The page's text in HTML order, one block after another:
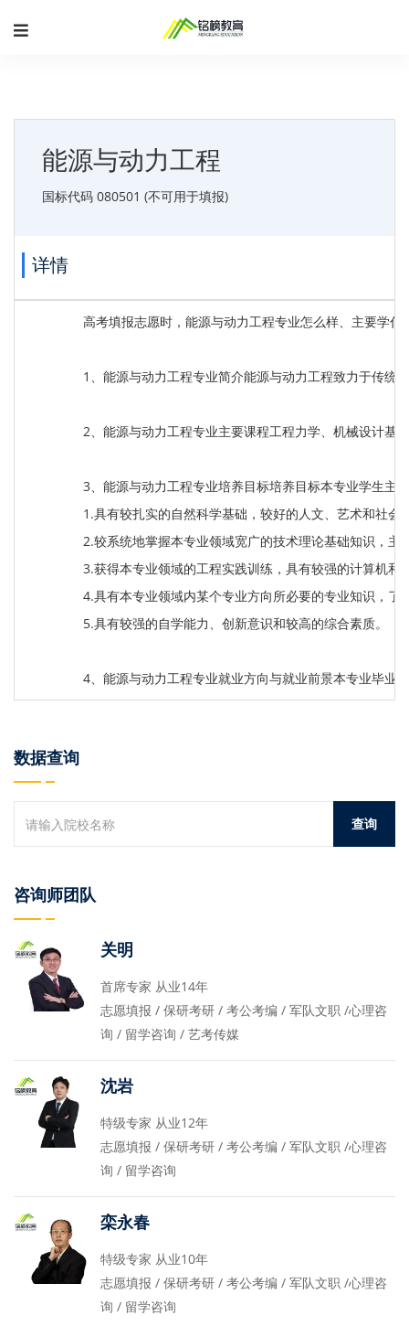
能源与动力工程
国标代码 080501 (不可用于填报)
详情
高考填报志愿时，能源与动力工程专业怎么样、主要学
1、能源与动力工程专业简介能源与动力工程致力于传统
2、能源与动力工程专业主要课程工程力学、机械设计基
3、能源与动力工程专业培养目标培养目标本专业学生主
1.具有较扎实的自然科学基础，较好的人文、艺术和社
2.较系统地掌握本专业领域宽广的技术理论基础知识，
3.获得本专业领域的工程实践训练，具有较强的计算机和
4.具有本专业领域内某个专业方向所必要的专业知识，了
5.具有较强的自学能力、创新意识和较高的综合素质。
4、能源与动力工程专业就业方向与就业前景本专业毕业
数据查询
咨询师团队
关明
首席专家 从业14年
志愿填报 / 保研考研 / 考公考编 / 军队文职 /心理咨
询 / 留学咨询 / 艺考传媒
沈岩
特级专家 从业12年
志愿填报 / 保研考研 / 考公考编 / 军队文职 /心理咨
询 / 留学咨询
栾永春
特级专家 从业10年
志愿填报 / 保研考研 / 考公考编 / 军队文职 /心理咨
询 / 留学咨询